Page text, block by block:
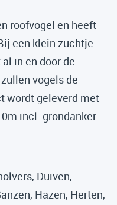
roofvogel en heeft
een klein zuchtje
in en door de
vogels de
wordt geleverd met
incl. grondanker.
Duiven,
Hazen, Herten,